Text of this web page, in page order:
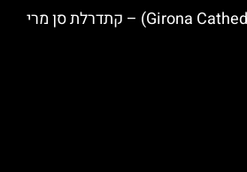
קתדרלת גירונה (Girona Cathedral) – קתדרלת סן מרי